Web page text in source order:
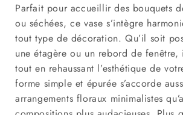
Parfait pour accueillir des bouquets
ou séchées, ce vase s’intègre
tout type de décoration. Qu’il soit
une étagère ou un rebord de
tout en rehaussant l’esthétique de
forme simple et épurée s’accorde
arrangements floraux minimalistes